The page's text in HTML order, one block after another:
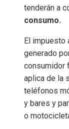
tenderán a
consumo.
El impuesto
generado
consumidor
aplica de la
teléfonos
y bares y
o